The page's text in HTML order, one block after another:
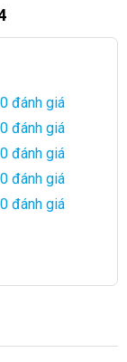
đánh giá
đánh giá
đánh giá
đánh giá
đánh giá